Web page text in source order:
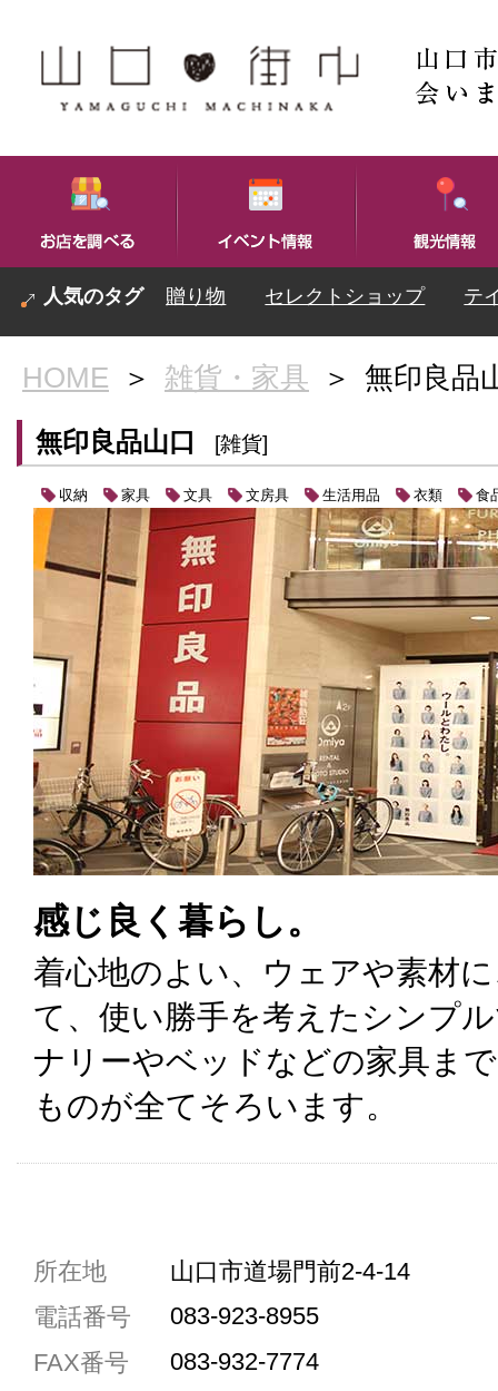
贈り物 セレクトショップ テ
HOME ＞ 雑貨・家具 ＞ 無印良品
無印良品山口 [雑貨]
収納 家具 文具 文房具 生活用品 衣類 食
感じ良く暮らし。
着心地のよい、ウェアや素材
て、使い勝手を考えたシンプ
ナリーやベッドなどの家具ま
ものが全てそろいます。
共通駐車券加盟店
所在地
山口市道場門前2-4-14
電話番号
083-923-8955
FAX番号
083-932-7774